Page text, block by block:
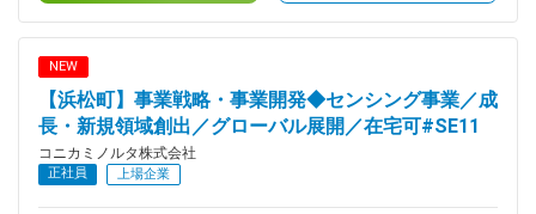
く、大変やりがいのある仕事です ・将来的には、ご自身で新
メントなど様々なステップアップを視野に入れることができる
ポジションです ・会社・事業部共に、これまで優秀なキャリ
ア入社人財が活躍し、社内でキャリアを築いてきた実績があり
ます ■部門のミッション： 以下を実行を通じて、センシング
事業を中長期にかけて1,000億円規模に事業体に成長させる。
（1）成長領域 ・ センシング成長領域における事業戦略の立
NEW
【浜松町】事業戦略・事業開発◆センシング事業／成
長・新規領域創出／グローバル展開／在宅可#SE11
コニカミノルタ株式会社
正社員 上場企業